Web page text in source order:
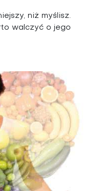
niż myślisz.
walczyć o jego